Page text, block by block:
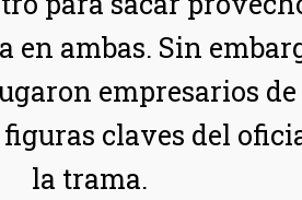
en ambas. Sin
empresarios
claves del
la trama.